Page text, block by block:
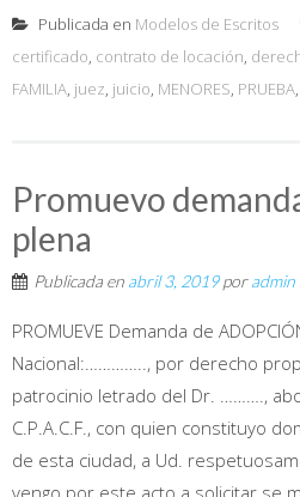
Publicada en Modelos de Escritos
certificado, contrato de locación,
FAMILIA, juez, juicio, MENORES, PRUEBA,
Promuevo
plena
Publicada en abril 3, 2019poradmin
PROMUEVE Demanda de
Nacional:………….., por derecho
patrocinio letrado del Dr. ……….,
C.P.A.C.F., con quien constituyo
de esta ciudad, a Ud.
vengo por este acto a solicitar se